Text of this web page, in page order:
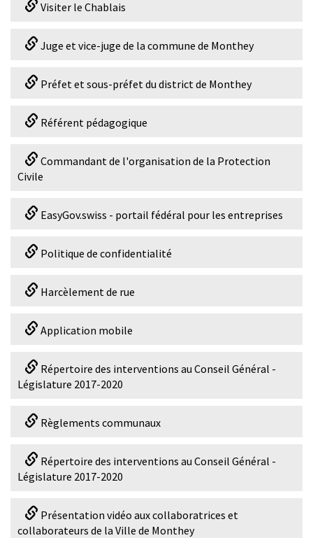
Visiter le Chablais
Juge et vice-juge de la commune de Monthey
Préfet et sous-préfet du district de Monthey
Référent pédagogique
Commandant de l'organisation de la Protection
Civile
EasyGov.swiss - portail fédéral pour les entreprises
Politique de confidentialité
Harcèlement de rue
Application mobile
Répertoire des interventions au Conseil Général -
Législature 2017-2020
Règlements communaux
Répertoire des interventions au Conseil Général -
Législature 2017-2020
Présentation vidéo aux collaboratrices et
collaborateurs de la Ville de Monthey